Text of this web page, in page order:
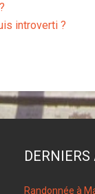
introverti ?
DERNIERS
Randonnée à